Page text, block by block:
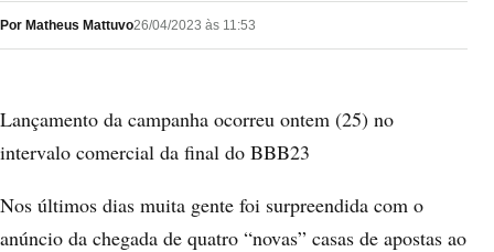
Por Matheus Mattuvo26/04/2023 às 11:53
Lançamento da campanha ocorreu ontem (25) no
intervalo comercial da final do BBB23
Nos últimos dias muita gente foi surpreendida com o
anúncio da chegada de quatro “novas” casas de apostas ao